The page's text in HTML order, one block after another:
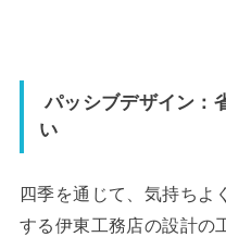
パッシブデザイン：
い
四季を通じて、気持ちよ
する伊東工務店の設計の